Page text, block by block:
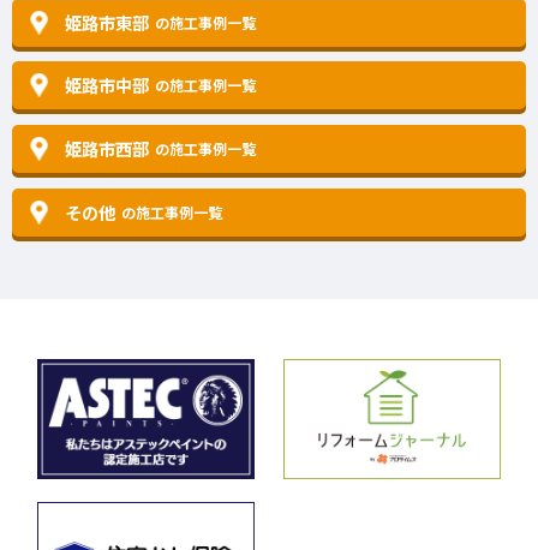
姫路市東部 の施工事例一覧
姫路市中部 の施工事例一覧
姫路市西部 の施工事例一覧
その他 の施工事例一覧